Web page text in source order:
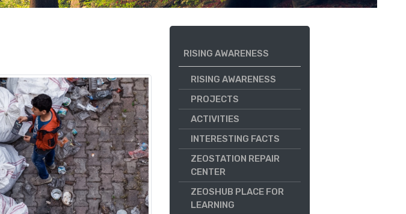
RISING AWARENESS
RISING AWARENESS
PROJECTS
ACTIVITIES
INTERESTING FACTS
ZEOSTATION REPAIR
CENTER
ZEOSHUB PLACE FOR
LEARNING